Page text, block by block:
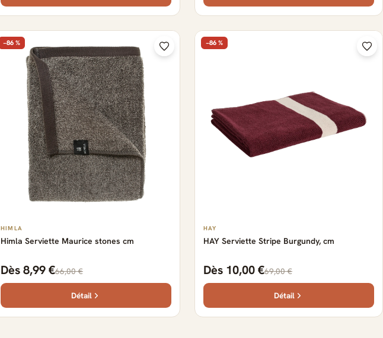
−86 %
HIMLA
Himla Serviette Maurice stones cm
Dès 8,99 €66,00 €
Détail
−86 %
HAY
HAY Serviette Stripe Burgundy, cm
Dès 10,00 €69,00 €
Détail